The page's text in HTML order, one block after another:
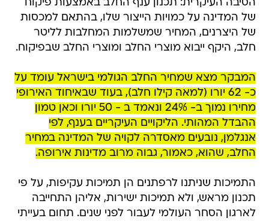
הסיבה העיקרית: תכנון ענף החלב באמצעות פיקוח
של המדינה על כמויות הייצור שלו, בהתאם למכסות
של היצרנים, המחיר שמשלמות המחלבות לליטר
חלב, היקף ייבוא מוצרי החלב ומוצרי החלב שבפיקוח.
המבקר מצא שמחיר החלב הגולמי בישראל עומד על
כ- 62 יורו (למאה קילו חלב), בעוד שבאיחוד האירופי
מחירו נמוך ב- 24% ונאמד ב - 50 יורו וכאן טמון
ההבדל המהותי. הליקויים העיקריים בענף, לפי
אנגלמן, נובעים מאסדרה לקויה של המדינה במחיר
החלב, שהוא, כאמור, גבוה מרוב מדינות אירופה.
התמיכות שניתנו לרפתנים הן תמיכות עקיפות, על פי
תכנון מראש, ולא תמיכות ישירות, אליהן התחייבה
לארגון הסחר העולמי לעבור לפני שנים. תחום בעייתי